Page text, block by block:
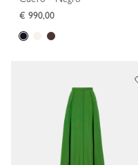
€ 990,00